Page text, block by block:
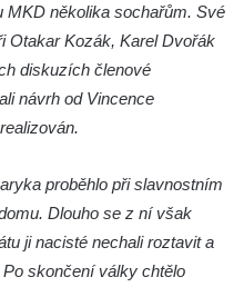
MKD několika sochařům. Své
Otakar Kozák, Karel Dvořák
diskuzích členové
návrh od Vincence
proběhlo při slavnostním
Dlouho se z ní však
ji nacisté nechali roztavit a
skončení války chtělo